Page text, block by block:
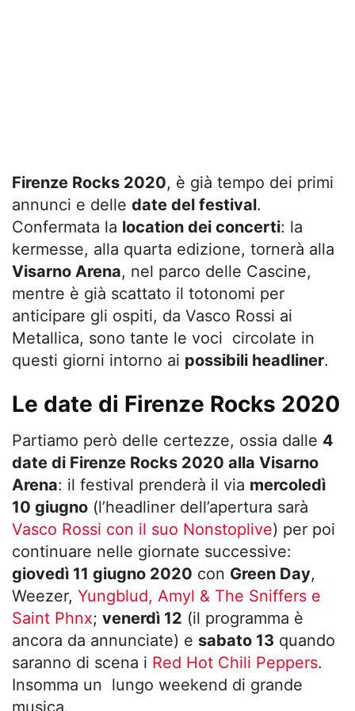
Firenze Rocks 2020, è già tempo dei primi
annunci e delle date del festival.
Confermata la location dei concerti: la
kermesse, alla quarta edizione, tornerà alla
Visarno Arena, nel parco delle Cascine,
mentre è già scattato il totonomi per
anticipare gli ospiti, da Vasco Rossi ai
Metallica, sono tante le voci circolate in
questi giorni intorno ai possibili headliner.
Le date di Firenze Rocks 2020
Partiamo però delle certezze, ossia dalle 4
date di Firenze Rocks 2020 alla Visarno
Arena: il festival prenderà il via mercoledì
10 giugno (l’headliner dell’apertura sarà
Vasco Rossi con il suo Nonstoplive) per poi
continuare nelle giornate successive:
giovedì 11 giugno 2020 con Green Day,
Weezer, Yungblud, Amyl & The Sniffers e
Saint Phnx; venerdì 12 (il programma è
ancora da annunciate) e sabato 13 quando
saranno di scena i Red Hot Chili Peppers.
Insomma un lungo weekend di grande
musica.